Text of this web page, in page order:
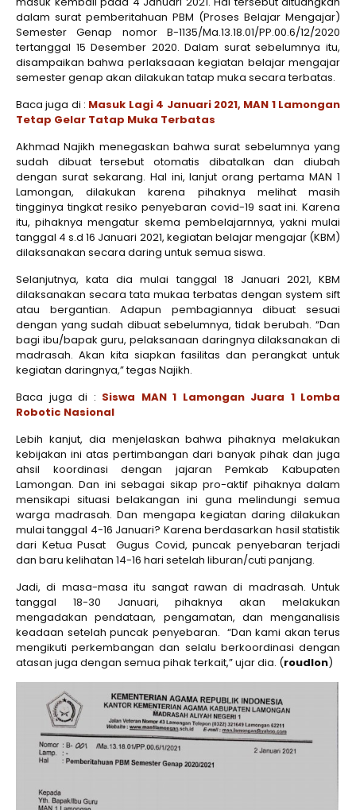
dalam surat pemberitahuan PBM (Proses Belajar Mengajar)
Semester Genap nomor B-1135/Ma.13.18.01/PP.00.6/12/2020
tertanggal 15 Desember 2020. Dalam surat sebelumnya itu,
disampaikan bahwa perlaksaaan kegiatan belajar mengajar
semester genap akan dilakukan tatap muka secara terbatas.
Baca juga di : Masuk Lagi 4 Januari 2021, MAN 1 Lamongan
Tetap Gelar Tatap Muka Terbatas
Akhmad Najikh menegaskan bahwa surat sebelumnya yang
sudah dibuat tersebut otomatis dibatalkan dan diubah
dengan surat sekarang. Hal ini, lanjut orang pertama MAN 1
Lamongan, dilakukan karena pihaknya melihat masih
tingginya tingkat resiko penyebaran covid-19 saat ini. Karena
itu, pihaknya mengatur skema pembelajarnnya, yakni mulai
tanggal 4 s.d 16 Januari 2021, kegiatan belajar mengajar (KBM)
dilaksanakan secara daring untuk semua siswa.
Selanjutnya, kata dia mulai tanggal 18 Januari 2021, KBM
dilaksanakan secara tata mukaa terbatas dengan system sift
atau bergantian. Adapun pembagiannya dibuat sesuai
dengan yang sudah dibuat sebelumnya, tidak berubah. “Dan
bagi ibu/bapak guru, pelaksanaan daringnya dilaksanakan di
madrasah. Akan kita siapkan fasilitas dan perangkat untuk
kegiatan daringnya,” tegas Najikh.
Baca juga di : Siswa MAN 1 Lamongan Juara 1 Lomba
Robotic Nasional
Lebih kanjut, dia menjelaskan bahwa pihaknya melakukan
kebijakan ini atas pertimbangan dari banyak pihak dan juga
ahsil koordinasi dengan jajaran Pemkab Kabupaten
Lamongan. Dan ini sebagai sikap pro-aktif pihaknya dalam
mensikapi situasi belakangan ini guna melindungi semua
warga madrasah. Dan mengapa kegiatan daring dilakukan
mulai tanggal 4-16 Januari? Karena berdasarkan hasil statistik
dari Ketua Pusat Gugus Covid, puncak penyebaran terjadi
dan baru kelihatan 14-16 hari setelah liburan/cuti panjang.
Jadi, di masa-masa itu sangat rawan di madrasah. Untuk
tanggal 18-30 Januari, pihaknya akan melakukan
mengadakan pendataan, pengamatan, dan menganalisis
keadaan setelah puncak penyebaran. “Dan kami akan terus
mengikuti perkembangan dan selalu berkoordinasi dengan
atasan juga dengan semua pihak terkait,” ujar dia. (roudlon)